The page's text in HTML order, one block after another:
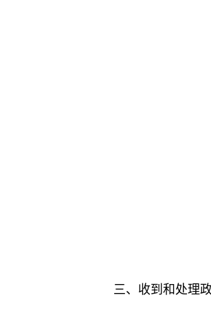
三、收到和处理